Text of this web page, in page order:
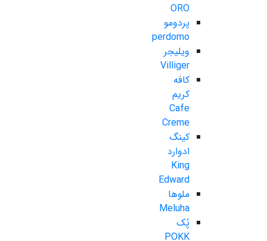
ORO
پردومو
perdomo
ویلیجر
Villiger
کافه
کریم
Cafe
Creme
کینگ
ادوارد
King
Edward
ملوها
Meluha
پُک
POKK